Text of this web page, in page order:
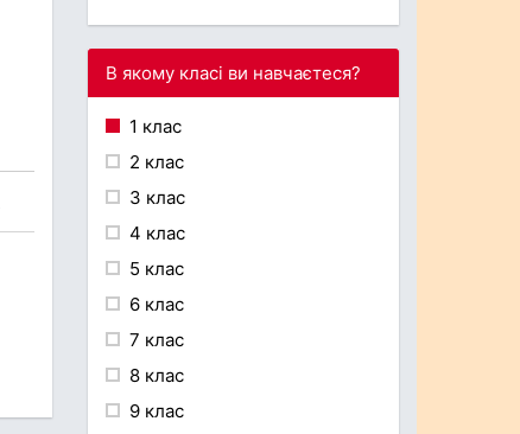
В якому класі ви навчаєтеся?
1 клас
2 клас
3 клас
4 клас
5 клас
6 клас
7 клас
8 клас
9 клас